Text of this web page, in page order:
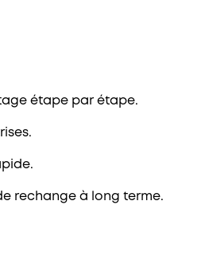
étape par étape.
rechange à long terme.